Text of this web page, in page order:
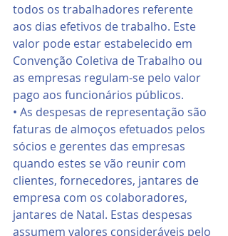
todos os trabalhadores referente
aos dias efetivos de trabalho. Este
valor pode estar estabelecido em
Convenção Coletiva de Trabalho ou
as empresas regulam-se pelo valor
pago aos funcionários públicos.
• As despesas de representação são
faturas de almoços efetuados pelos
sócios e gerentes das empresas
quando estes se vão reunir com
clientes, fornecedores, jantares de
empresa com os colaboradores,
jantares de Natal. Estas despesas
assumem valores consideráveis pelo